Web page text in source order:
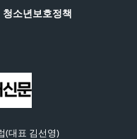
청소년보호정책
(대표 김선영)